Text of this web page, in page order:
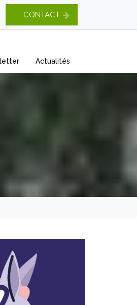
CONTACT
Actualités